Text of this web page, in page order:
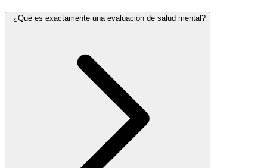
¿Qué es exactamente una evaluación de salud mental?